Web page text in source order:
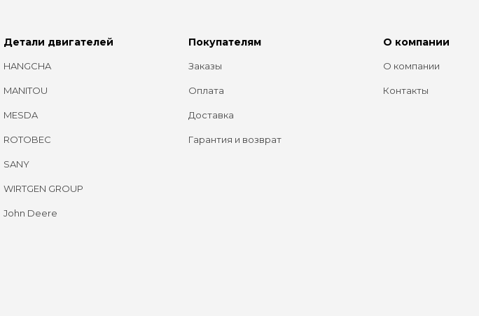
Детали двигателей
HANGCHA
MANITOU
MESDA
ROTOBEC
SANY
WIRTGEN GROUP
John Deere
Покупателям
Заказы
Оплата
Доставка
Гарантия и возврат
О компании
О компании
Контакты